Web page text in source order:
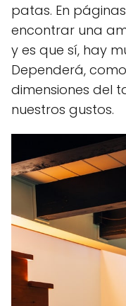
patas. En
encontrar una
y es que sí, hay
Dependerá,
dimensiones del
nuestros gustos.